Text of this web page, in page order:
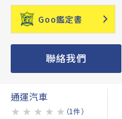
Goo鑑定書
聯絡我們
通運汽車
★ ★ ★ ★ ★ （1件）